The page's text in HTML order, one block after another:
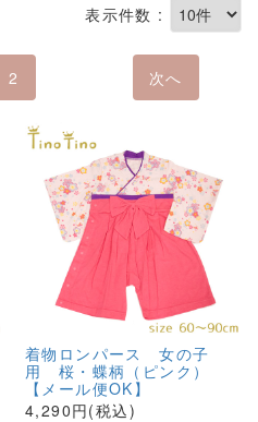
表示件数 :
2 次へ
着物ロンパース 女の子
用 桜・蝶柄（ピンク）
【メール便OK】
4,290円(税込)